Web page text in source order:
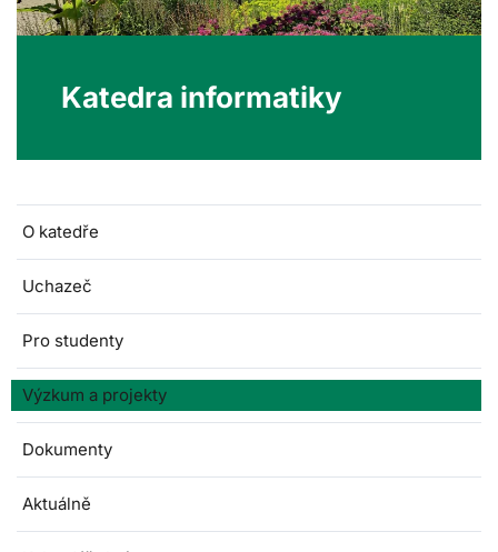
Katedra informatiky
O katedře
Uchazeč
Pro studenty
Výzkum a projekty
Dokumenty
Aktuálně